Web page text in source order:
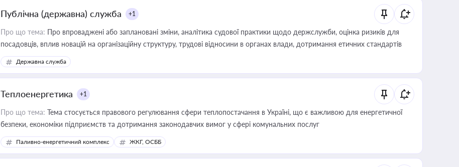
Публічна (державна) служба +1
Про що тема: Про впроваджені або заплановані зміни, аналітика судової практики щодо держслужби, оцінка ризиків для
посадовців, вплив новацій на організаційну структуру, трудові відносини в органах влади, дотримання етичних стандартів
Державна служба
Теплоенергетика +1
Про що тема: Тема стосується правового регулювання сфери теплопостачання в Україні, що є важливою для енергетичної
безпеки, економіки підприємств та дотримання законодавчих вимог у сфері комунальних послуг
Паливно-енергетичний комплекс ЖКГ, ОСББ